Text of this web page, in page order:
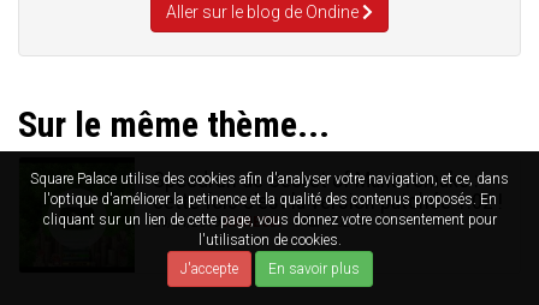
Square Palace utilise des cookies afin d'analyser votre navigation, et ce, dans
l'optique d'améliorer la petinence et la qualité des contenus proposés. En
cliquant sur un lien de cette page, vous donnez votre consentement pour
l'utilisation de cookies.
J'accepte
En savoir plus
Aller sur le blog de Ondine
Sur le même thème...
Speedrun de Secret of Mana remake :
cette fois c'est la version patchée 1.02 !
29/04/2019AMNESIA 4 702